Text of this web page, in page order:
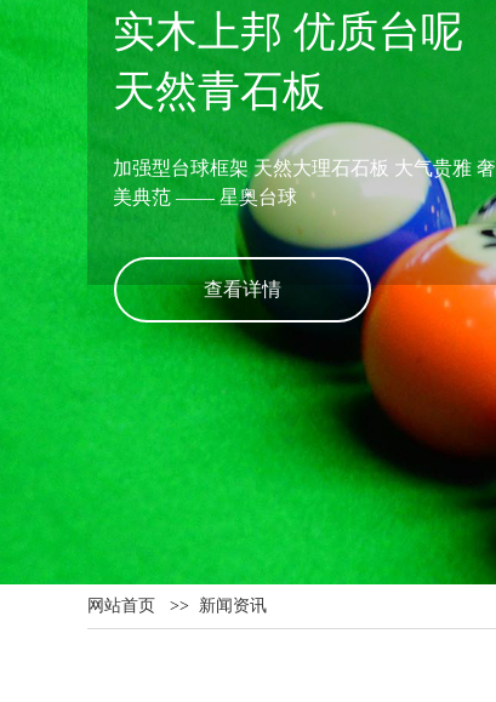
实木上邦 优质台呢
天然青石板
加强型台球框架 天然大理石石板 大气贵雅 奢
美典范 —— 星奥台球
查看详情
网站首页 >> 新闻资讯